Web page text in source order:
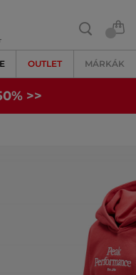
OUTLET MÁRKÁK
>>